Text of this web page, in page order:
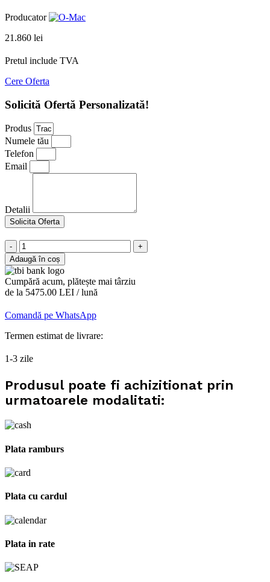
Producator
21.860 lei
Pretul include TVA
Cere Oferta
Solicită Ofertă Personalizată!
Produs
Numele tău
Telefon
Email
Detalii
Solicita Oferta
Cantitate
Tractoras
gazon
O'MAC
TG
20000
Adaugă în coș
Cumpără acum, plătește mai târziu
de la 5475.00 LEI / lună
Comandă pe WhatsApp
Termen estimat de livrare:
1-3 zile
Produsul poate fi achizitionat prin
urmatoarele modalitati:
Plata ramburs
Plata cu cardul
Plata in rate